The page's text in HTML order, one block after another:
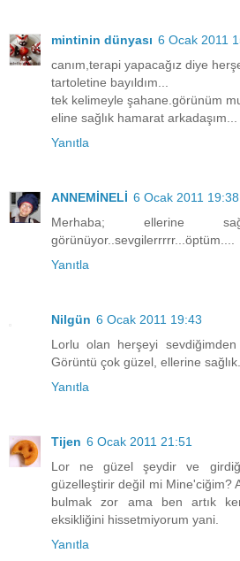
mintinin dünyası 6 Ocak 2011
canım,terapi yapacağız diye
tartoletine bayıldım...
tek kelimeyle şahane.görünüm
eline sağlık hamarat arkadaşım...
Yanıtla
ANNEMİNELİ 6 Ocak 2011 19:38
Merhaba; ellerine
görünüyor..sevgilerrrrr...öptüm....
Yanıtla
Nilgün 6 Ocak 2011 19:43
Lorlu olan herşeyi
Görüntü çok güzel, ellerine
Yanıtla
Tijen 6 Ocak 2011 21:51
Lor ne güzel şeydir ve
güzelleştirir değil mi Mine'ciğim?
bulmak zor ama ben artık
eksikliğini hissetmiyorum yani.
Yanıtla